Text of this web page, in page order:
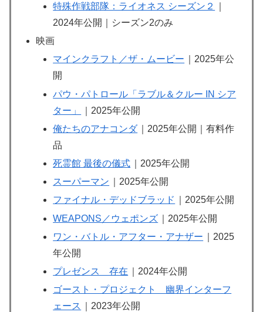
特殊作戦部隊：ライオネス シーズン２
2024年公開｜シーズン2のみ
映画
マインクラフト／ザ・ムービー
｜2025年公
開
パウ・パトロール「ラブル＆クルー IN シア
ター」
｜2025年公開
俺たちのアナコンダ ｜2025年公開｜有料作
品
死霊館 最後の儀式 ｜2025年公開
スーパーマン
｜2025年公開
ファイナル・デッドブラッド
｜2025年公開
WEAPONS／ウェポンズ ｜2025年公開
ワン・バトル・アフター・アナザー
｜2025
年公開
プレゼンス 存在
｜2024年公開
ゴースト・プロジェクト 幽界インターフ
ェース
｜2023年公開